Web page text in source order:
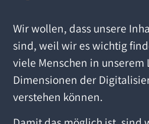
Wir wollen, dass unsere
sind, weil wir es wichtig
viele Menschen in
Dimensionen der
verstehen können.